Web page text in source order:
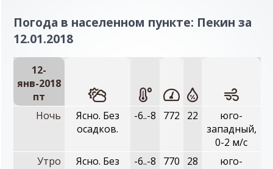
Погода в населенном пункте: Пекин за
12.01.2018
12-
янв-2018
пт
Ночь
Ясно. Без
осадков.
-6..-8 772 22
юго-
западный,
0-2 м/с
Утро
Ясно. Без
-6..-8 770 28
юго-